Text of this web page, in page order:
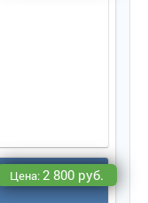
Цена:2 800 руб.